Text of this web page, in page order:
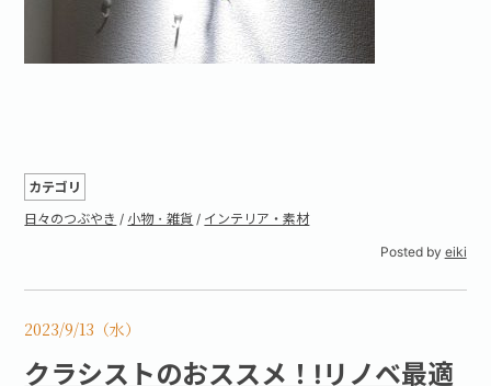
カテゴリ
日々のつぶやき / 小物・雑貨 / インテリア・素材
Posted by eiki
2023/9/13（水）
クラシストのおススメ！!リノベ最適